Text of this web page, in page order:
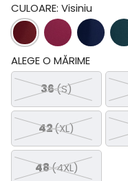
CULOARE: Visiniu
ALEGE O MĂRIME
36(S)
42(XL)
48(4XL)